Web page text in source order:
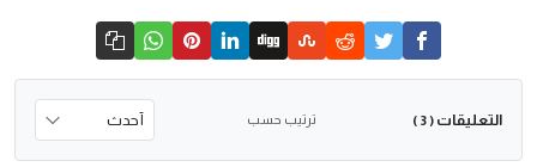
التعليقات ( 3 ) ترتيب حسب